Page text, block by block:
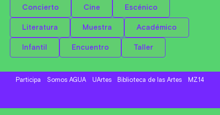
Concierto Cine Escénico
Literatura Muestra Académico
Infantil Encuentro Taller
Participa Somos AGUA UArtes Biblioteca de las Artes MZ14